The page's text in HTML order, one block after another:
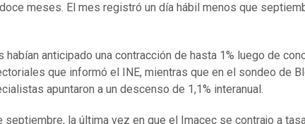
meses. El mes registró un día hábil menos que
habían anticipado una contracción de hasta 1% luego de
que informó el INE, mientras que en el sondeo de
apuntaron a un descenso de 1,1% interanual.
septiembre, la última vez en que el Imacec se contrajo a